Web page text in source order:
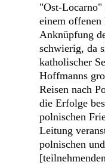
"Ost-Locarno"
einem
Anknüpfung
schwierig, da
katholischer
Hoffmanns
Reisen nach
die Erfolge
polnischen
Leitung
polnischen